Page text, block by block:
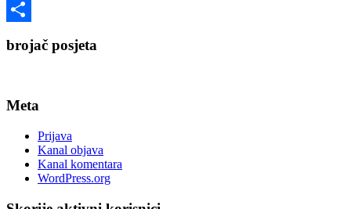
Twitter
brojač posjeta
Meta
Prijava
Kanal objava
Kanal komentara
WordPress.org